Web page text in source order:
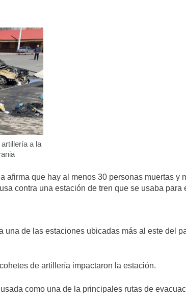
a la
afirma que hay al menos 30 personas muertas y
contra una estación de tren que se usaba para
una de las estaciones ubicadas más al este del
de artillería impactaron la estación.
como una de la principales rutas de